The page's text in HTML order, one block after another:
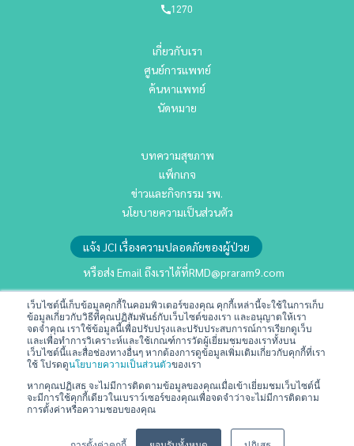
เว็บไซต์นี้เก็บข้อมูลคุกกี้ในคอมพิวเตอร์ของคุณ คุกกี้เหล่านี้จะใช้ในการเก็บ
ข้อมูลเกี่ยวกับวิธีที่คุณปฏิสัมพันธ์กับเว็บไซต์ของเรา และอนุญาตให้เรา
จดจำคุณ เราใช้ข้อมูลนี้เพื่อปรับปรุงและปรับประสบการณ์การเรียกดูเว็บ
และเพื่อทำการวิเคราะห์และใช้เกณฑ์การวัดผู้เยี่ยมชมของเราทั้งบน
เว็บไซต์นี้และสื่อช่องทางอื่นๆ หากต้องการดูข้อมูลเพิ่มเติมเกี่ยวกับคุกกี้ที่เรา
ใช้ โปรดดูนโยบายความเป็นส่วนตัวของเรา
หากคุณปฏิเสธ จะไม่มีการติดตามข้อมูลของคุณเมื่อเข้าเยี่ยมชมเว็บไซต์นี้
จะมีการใช้คุกกี้เดียวในเบราว์เซอร์ของคุณเพื่อจดจำว่าจะไม่มีการติดตาม
การตั้งค่าหรือความชอบของคุณ
1270
เกี่ยวกับเรา
ศูนย์การแพทย์
ค้นหาแพทย์
นัดหมาย
บทความสุขภาพ
แพ็กเกจ
ข่าวและกิจกรรม รพ.
นโยบายความเป็นส่วนตัว
แจ้ง JCI เรื่องความปลอดภัยของผู้ป่วย
หรือส่ง Email ถึงเราได้ที่RMD@praram9.com
นักลงทุนสัมพันธ์
การพัฒนาอย่างยั่งยืน
ร่วมงานกับเรา
ติดต่อเรา
ข้อกำหนดและเงื่อนไข
สอบถามข้อมูลหรือบริการได้เลยครับ